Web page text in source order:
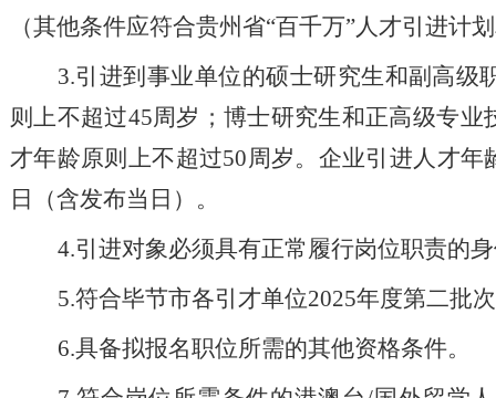
（其他条件应符合贵州省“百千万”人才引进计
3.引进到事业单位的硕士研究生和副高级
则上不超过45周岁 ；博士研究生和正高级专
才年龄原则上不超过50周岁。企业引进人才年
日（含发布当日） 。
4.引进对象必须具有正常履行岗位职责的
5.符合毕节市各引才单位2025年度第二批次
6.具备拟报名职位所需的其他资格条件。